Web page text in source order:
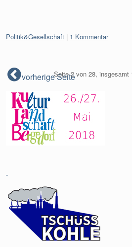
Kategorien:
Politik&Gesellschaft 1 Kommentar
Seite 2 von 28, insgesamt
vorherige Seite